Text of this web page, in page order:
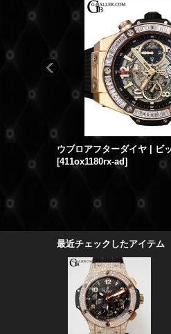
[411ox1180rx-ad]
最近チェックしたアイテム